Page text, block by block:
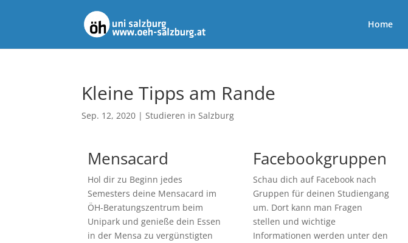
Home
Kleine Tipps am Rande
Sep. 12, 2020 |Studieren in Salzburg
Mensacard
Hol dir zu Beginn jedes
Semesters deine Mensacard im
ÖH-Beratungszentrum beim
Unipark und genieße dein Essen
in der Mensa zu vergünstigten
Facebookgruppen
Schau dich auf Facebook nach
Gruppen für deinen Studiengang
um. Dort kann man Fragen
stellen und wichtige
Informationen werden unter den